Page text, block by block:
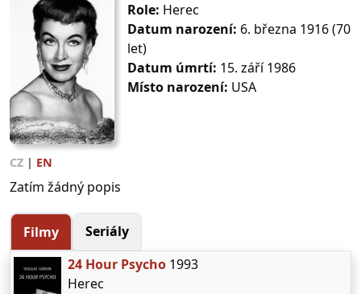
Role: Herec
Datum narození: 6. března 1916 (70
let)
Datum úmrtí: 15. září 1986
Místo narození: USA
CZ | EN
Zatím žádný popis
Filmy
Seriály
24 Hour Psycho1993
Herec